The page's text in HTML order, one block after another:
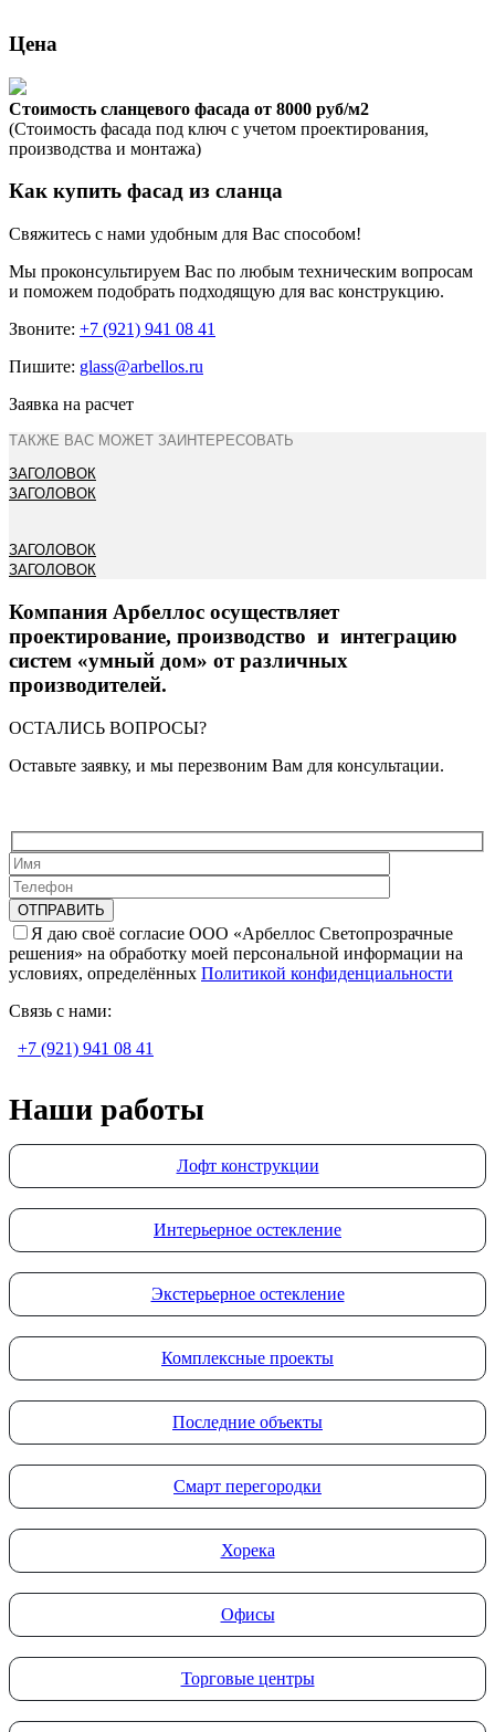
Цена
Стоимость сланцевого фасада от 8000 руб/м2
(Стоимость фасада под ключ с учетом проектирования,
производства и монтажа)
Как купить фасад из сланца
Свяжитесь с нами удобным для Вас способом!
Мы проконсультируем Вас по любым техническим вопросам
и поможем подобрать подходящую для вас конструкцию.
Звоните: +7 (921) 941 08 41
Пишите: glass@arbellos.ru
Заявка на расчет
ТАКЖЕ ВАС МОЖЕТ ЗАИНТЕРЕСОВАТЬ
ЗАГОЛОВОК
ЗАГОЛОВОК
ЗАГОЛОВОК
ЗАГОЛОВОК
Компания Арбеллос осуществляет
проектирование, производство и интеграцию
систем «умный дом» от различных
производителей.
ОСТАЛИСЬ ВОПРОСЫ?
Оставьте заявку, и мы перезвоним Вам для консультации.
Я даю своё согласие ООО «Арбеллос Светопрозрачные
решения» на обработку моей персональной информации на
условиях, определённых Политикой конфиденциальности
Связь с нами:
+7 (921) 941 08 41
Наши работы
Лофт конструкции
Интерьерное остекление
Экстерьерное остекление
Комплексные проекты
Последние объекты
Смарт перегородки
Хорека
Офисы
Торговые центры